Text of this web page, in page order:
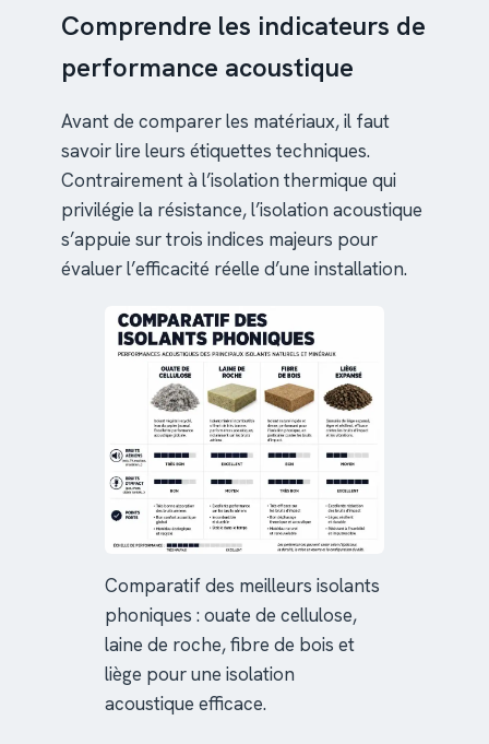
Comprendre les indicateurs de
performance acoustique
Avant de comparer les matériaux, il faut
savoir lire leurs étiquettes techniques.
Contrairement à l’isolation thermique qui
privilégie la résistance, l’isolation acoustique
s’appuie sur trois indices majeurs pour
évaluer l’efficacité réelle d’une installation.
Comparatif des meilleurs isolants
phoniques : ouate de cellulose,
laine de roche, fibre de bois et
liège pour une isolation
acoustique efficace.